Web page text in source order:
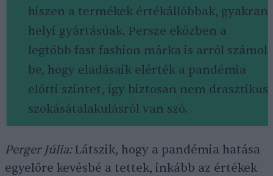
hiszen a termékek értékállóbbak, gyakran
helyi gyártásúak. Persze eközben a
legtöbb fast fashion márka is arról számol
be, hogy eladásaik elérték a pandémia
előtti szintet, így biztosan nem drasztikus
szokásátalakulásról van szó.
Perger Júlia:Látszik, hogy a pandémia hatása
egyelőre kevésbé a tettek, inkább az értékek